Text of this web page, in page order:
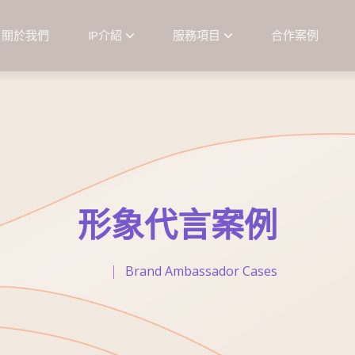
關於我們 IP介紹 服務項目 合作案例
形象代言案例
Brand Ambassador Cases